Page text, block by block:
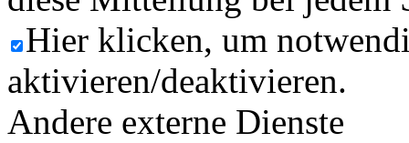
Hier klicken, um
aktivieren/deaktivieren.
Andere externe Dienste